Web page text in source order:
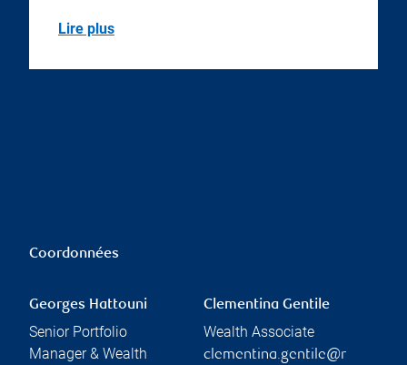
Lire plus
Coordonnées
Georges Hattouni
Senior Portfolio
Manager & Wealth
Clementina Gentile
Wealth Associate
clementina.gentile@r